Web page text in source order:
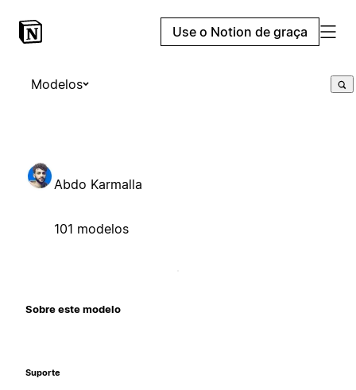
Use o Notion de graça
Modelos
Abdo Karmalla
101 modelos
Sobre este modelo
Suporte